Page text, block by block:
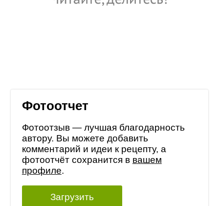
Фотоотчет
Фотоотзыв — лучшая благодарность
автору. Вы можете добавить
комментарий и идеи к рецепту, а
фотоотчёт сохранится в вашем
профиле.
Загрузить